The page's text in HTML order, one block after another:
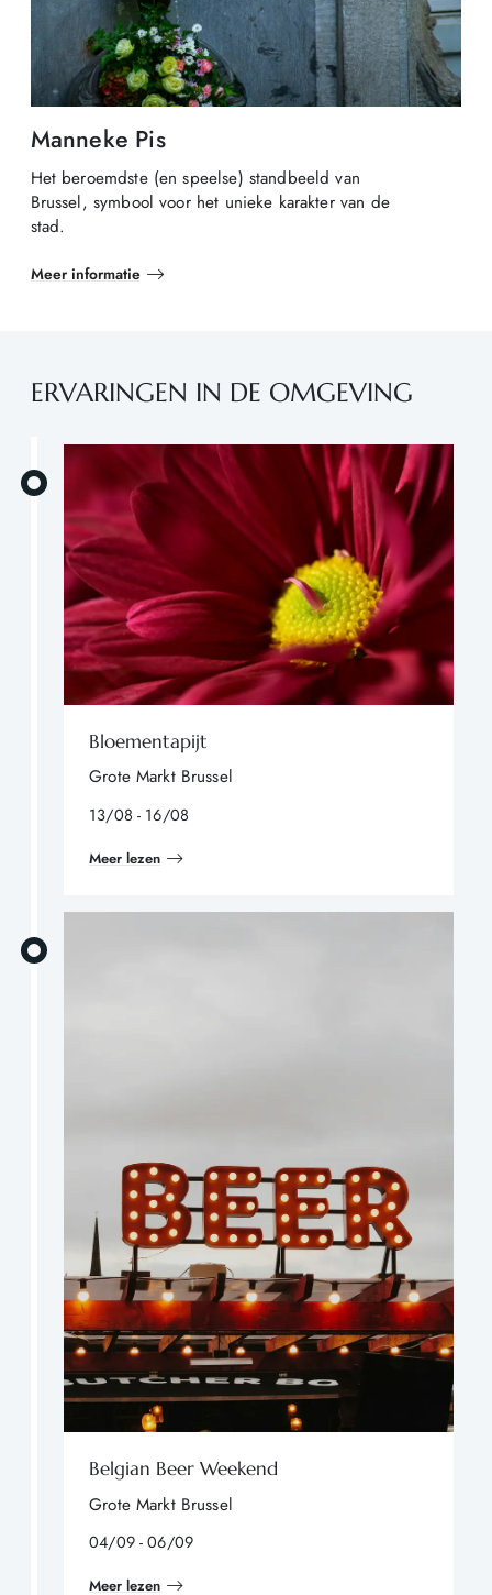
Manneke Pis
Het beroemdste (en speelse) standbeeld van
Brussel, symbool voor het unieke karakter van de
stad.
Meer informatie
ERVARINGEN IN DE OMGEVING
Bloementapijt
Grote Markt Brussel
13/08 - 16/08
Meer lezen
Belgian Beer Weekend
Grote Markt Brussel
04/09 - 06/09
Meer lezen